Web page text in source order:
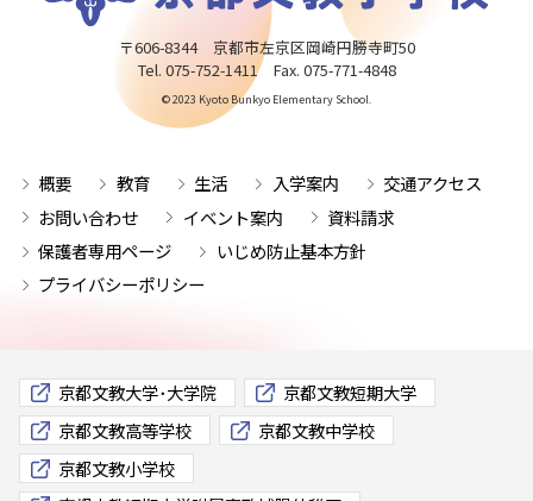
〒606-8344 京都市左京区岡崎円勝寺町50
Tel. 075-752-1411 Fax. 075-771-4848
© 2023 Kyoto Bunkyo Elementary School.
概要 教育 生活 入学案内
交通アクセス
お問い合わせ
イベント案内
資料請求
保護者専用ページ
いじめ防止基本方針
プライバシーポリシー
京都文教大学･大学院
京都文教短期大学
京都文教高等学校
京都文教中学校
京都文教小学校